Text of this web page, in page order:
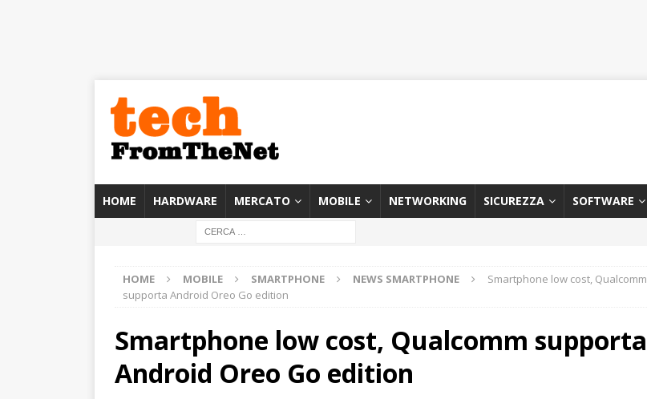
HOME HARDWARE MERCATO MOBILE NETWORKING SICUREZZA SOFTWARE
HOME MOBILE SMARTPHONE NEWS SMARTPHONE
Smartphone low cost, Qualcomm
supporta Android Oreo Go edition
Smartphone low cost, Qualcomm supporta
Android Oreo Go edition